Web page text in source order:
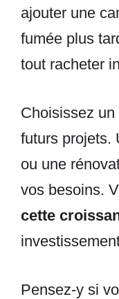
ajouter une
fumée plus
tout racheter
Choisissez
futurs projets.
ou une
vos besoins.
cette
Pensez-y si